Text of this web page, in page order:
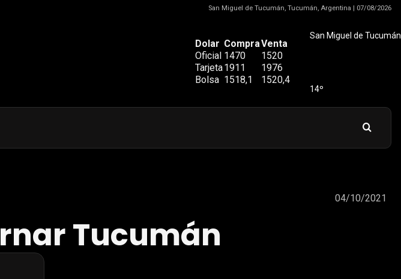
San Miguel de Tucumán, Tucumán, Argentina | 07/08/2026
Dolar CompraVenta
Oficial 1470
1520
Tarjeta1911
1976
Bolsa 1518,1 1520,4
San Miguel de Tucumán
14º
04/10/2021
Tucumán